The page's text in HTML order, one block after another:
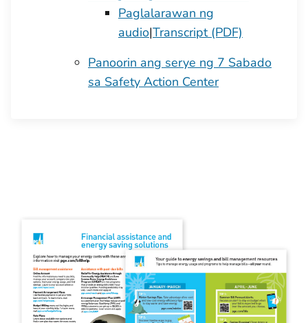
Paglalarawan ng
audio|Transcript (PDF)
Panoorin ang serye ng 7 Sabado
sa Safety Action Center